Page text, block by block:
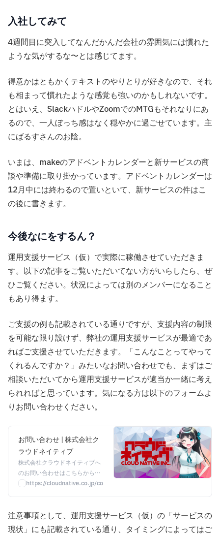
入社してみて
4週間目に突入してなんだかんだ会社の雰囲気には慣れた
ような気がするな〜とは感じてます。
得意かはともかくテキストのやりとりが好きなので、それ
も相まって慣れたような感覚も強いのかもしれないです。
とはいえ、SlackハドルやZoomでのMTGもそれなりにあ
るので、一人ぼっち感はなく穏やかに過ごせています。主
にばるすさんのお陰。
いまは、makeのアドベントカレンダーと新サービスの商
談や準備に取り掛かっています。アドベントカレンダーは
12月中には終わるので置いといて、新サービスの件はこ
の後に書きます。
今後なにをするん？
運用支援サービス（仮）で実際に稼働させていただきま
す。以下の記事をご覧いただいてない方がいらしたら、ぜ
ひご覧ください。状況によっては別のメンバーになること
もあり得ます。
ご支援の例も記載されている通りですが、支援内容の制限
を可能な限り設けず、弊社の運用支援サービスが最適であ
ればご支援させていただきます。「こんなことってやって
くれるんですか？」みたいなお問い合わせでも、まずはご
相談いただいてから運用支援サービスが適当か一緒に考え
られればと思っています。気になる方は以下のフォームよ
りお問い合わせください。
お問い合わせ | 株式会社ク
ラウドネイティブ
株式会社クラウドネイティブへ
のお問い合わせはこちらから。
製品・サービスに関するご相
い。
https://cloudnative.co.jp/contact
注意事項として、運用支援サービス（仮）の「サービスの
現状」にも記載されている通り、タイミングによってはご